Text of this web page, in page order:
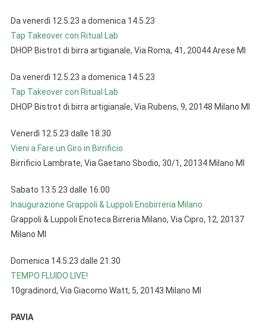
Da venerdì 12.5.23 a domenica 14.5.23
Tap Takeover con Ritual Lab
DHOP Bistrot di birra artigianale, Via Roma, 41, 20044 Arese MI
Da venerdì 12.5.23 a domenica 14.5.23
Tap Takeover con Ritual Lab
DHOP Bistrot di birra artigianale, Via Rubens, 9, 20148 Milano MI
Venerdì 12.5.23 dalle 18.30
Vieni a Fare un Giro in Birrificio
Birrificio Lambrate, Via Gaetano Sbodio, 30/1, 20134 Milano MI
Sabato 13.5.23 dalle 16.00
Inaugurazione Grappoli & Luppoli Enobirreria Milano
Grappoli & Luppoli Enoteca Birreria Milano, Via Cipro, 12, 20137
Milano MI
Domenica 14.5.23 dalle 21.30
TEMPO FLUIDO LIVE!
10gradinord, Via Giacomo Watt, 5, 20143 Milano MI
PAVIA